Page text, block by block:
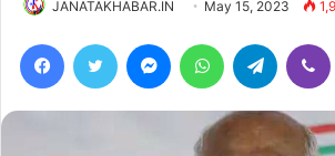
JANATAKHABAR.IN May 15, 2023
FacebookTwitter MessengerWhatsAppTelegram